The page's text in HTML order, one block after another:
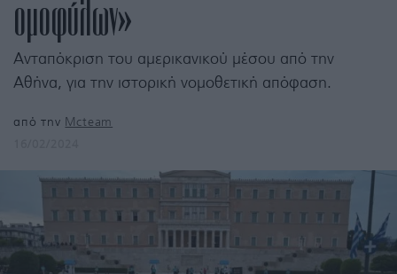
ομοφύλων»
Ανταπόκριση του αμερικανικού μέσου από την
Αθήνα, για την ιστορική νομοθετική απόφαση.
από την Mcteam